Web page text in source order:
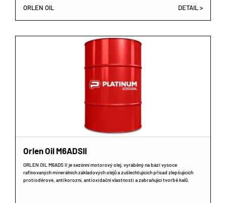
ORLEN OIL DETAIL >
Orlen Oil M6ADSII
ORLEN OIL M6ADS II je sezónní motorový olej, vyráběný na bázi vysoce
rafinovaných minerálních základových olejů a zušlechťujících přísad zlepšujících
protioděrové, antikorozní, antioxidační vlastnosti a zabraňující tvorbě kalů.